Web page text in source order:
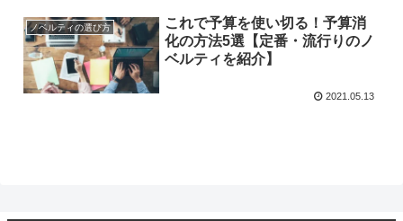
ノベルティの選び方
これで予算を使い切る！予算消
化の方法5選【定番・流行りのノ
ベルティを紹介】
2021.05.13